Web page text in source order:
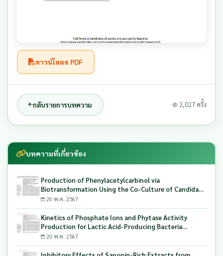
ดาวน์โหลด PDF
กลับรายการบทความ 2,027 ครั้ง
บทความที่เกี่ยวข้อง
Production of Phenylacetylcarbinol via
Biotransformation Using the Co-Culture of Candida
tropicalis TISTR 5306 and Saccharomyces cerevisiae
TISTR 5606 as the Biocatalyst
20 พ.ค. 2567
Kinetics of Phosphate Ions and Phytase Activity
Production for Lactic Acid-Producing Bacteria
Utilizing Milling and Whitening Stages Rice Bran as
Biopolymer Substrates
20 พ.ค. 2567